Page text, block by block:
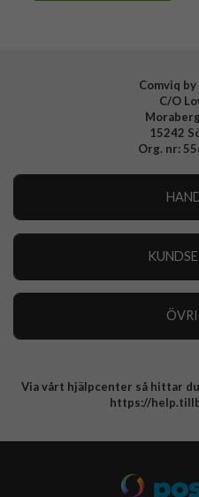
Comviq
C/O
15242
Org. nr:
Integritetspolicy
Via vårt hjälpcenter så hittar
https://